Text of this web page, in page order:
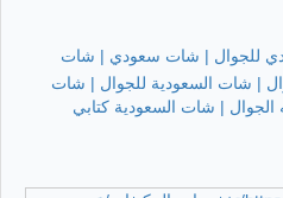
للجوال | شات سعودي | شات
| شات السعودية للجوال | شات
| شات السعودية كتابي